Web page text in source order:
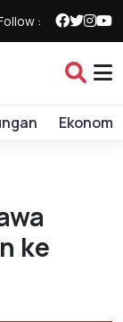
:
Ekonomi
ke